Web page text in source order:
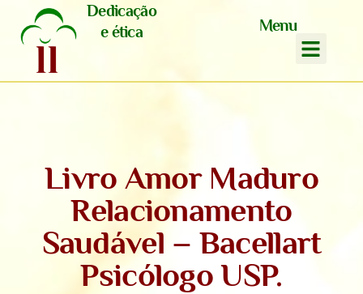
Dedicação
e ética
Menu
Livro Amor Maduro
Relacionamento
Saudável – Bacellart
Psicólogo USP.